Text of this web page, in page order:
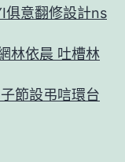
俱意翻修設計ns
林依晨 吐槽林
節設弔唁環台